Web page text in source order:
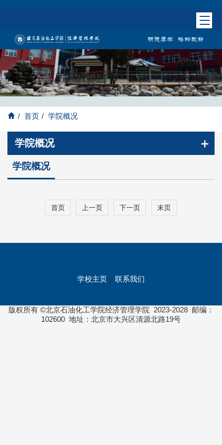
/ 首页 / 学院概况
学院概况
学院概况
首页 上一页 下一页 末页
学校主页 | 联系我们
版权所有 ©北京石油化工学院经济管理学院 2023-2028 邮编：
102600 地址：北京市大兴区清源北路19号